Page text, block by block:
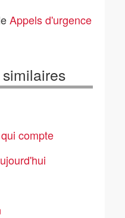
Camargue
Appels d'urgence
compte